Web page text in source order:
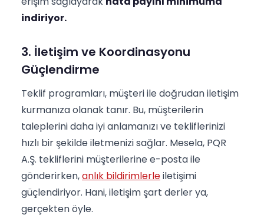
indiriyor.
3. İletişim ve Koordinasyonu
Güçlendirme
Teklif programları, müşteri ile doğrudan iletişim
kurmanıza olanak tanır. Bu, müşterilerin
taleplerini daha iyi anlamanızı ve tekliflerinizi
hızlı bir şekilde iletmenizi sağlar. Mesela, PQR
A.Ş. tekliflerini müşterilerine e-posta ile
gönderirken,anlık bildirimlerleiletişimi
güçlendiriyor. Hani, iletişim şart derler ya,
gerçekten öyle.